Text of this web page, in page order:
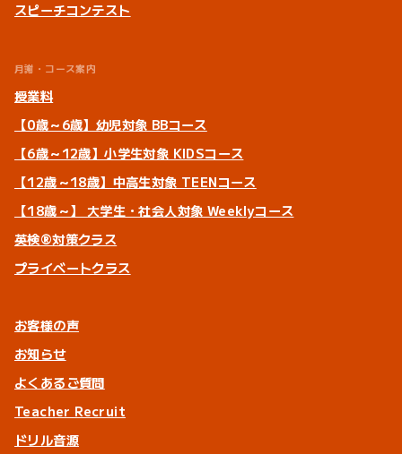
スピーチコンテスト
月謝・コース案内
授業料
【0歳～6歳】幼児対象 BBコース
【6歳～12歳】小学生対象 KIDSコース
【12歳～18歳】中高生対象 TEENコース
【18歳～】 大学生・社会人対象 Weeklyコース
英検®対策クラス
プライベートクラス
お客様の声
お知らせ
よくあるご質問
Teacher Recruit
ドリル音源